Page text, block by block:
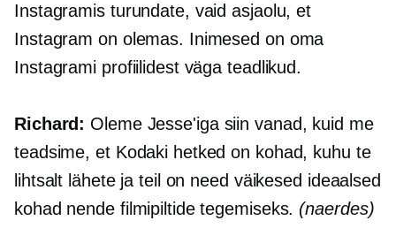
Instagramis turundate, vaid asjaolu, et
Instagram on olemas. Inimesed on oma
Instagrami profiilidest väga teadlikud.
Richard: Oleme Jesse'iga siin vanad, kuid me
teadsime, et Kodaki hetked on kohad, kuhu te
lihtsalt lähete ja teil on need väikesed ideaalsed
kohad nende filmipiltide tegemiseks. (naerdes)